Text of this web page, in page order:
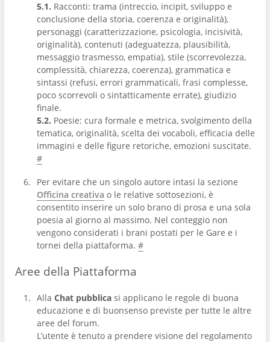
5.1. Racconti: trama (intreccio, incipit, sviluppo e
conclusione della storia, coerenza e originalità),
personaggi (caratterizzazione, psicologia, incisività,
originalità), contenuti (adeguatezza, plausibilità,
messaggio trasmesso, empatia), stile (scorrevolezza,
complessità, chiarezza, coerenza), grammatica e
sintassi (refusi, errori grammaticali, frasi complesse,
poco scorrevoli o sintatticamente errate), giudizio
finale.
5.2. Poesie: cura formale e metrica, svolgimento della
tematica, originalità, scelta dei vocaboli, efficacia delle
immagini e delle figure retoriche, emozioni suscitate.
#
Per evitare che un singolo autore intasi la sezione
Officina creativa o le relative sottosezioni, è
consentito inserire un solo brano di prosa e una sola
poesia al giorno al massimo. Nel conteggio non
vengono considerati i brani postati per le Gare e i
tornei della piattaforma. #
Aree della Piattaforma
Alla Chat pubblica si applicano le regole di buona
educazione e di buonsenso previste per tutte le altre
aree del forum.
L’utente è tenuto a prendere visione del regolamento